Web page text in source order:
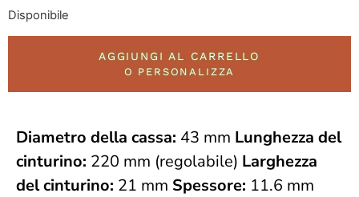
Disponibile
AGGIUNGI AL CARRELLO
O PERSONALIZZA
Diametro della cassa: 43 mm Lunghezza del
cinturino: 220 mm (regolabile) Larghezza
del cinturino: 21 mm Spessore: 11.6 mm